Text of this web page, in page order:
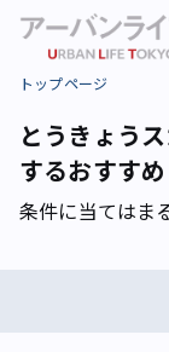
トップページ
とうきょう
するおすす
条件に当てはま